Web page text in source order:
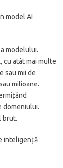
model AI
modelului.
cu atât mai multe
sau mii de
milioane.
domeniului.
brut.
inteligență